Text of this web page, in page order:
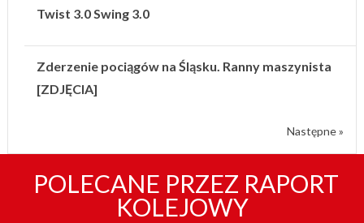
Twist 3.0 Swing 3.0
Zderzenie pociągów na Śląsku. Ranny maszynista
[ZDJĘCIA]
Następne »
POLECANE PRZEZ RAPORT
KOLEJOWY